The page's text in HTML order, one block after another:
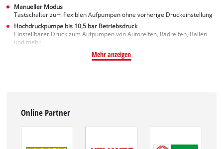
Manueller Modus
Tastschalter zum flexiblen Aufpumpen ohne vorherige Druckeinstellung
Hochdruckpumpe bis 10,5 bar Betriebsdruck
Einstellbarer Druck zum Aufpumpen von Autoreifen, Radreifen, Bällen
und mehr
Mehr anzeigen
Online Partner